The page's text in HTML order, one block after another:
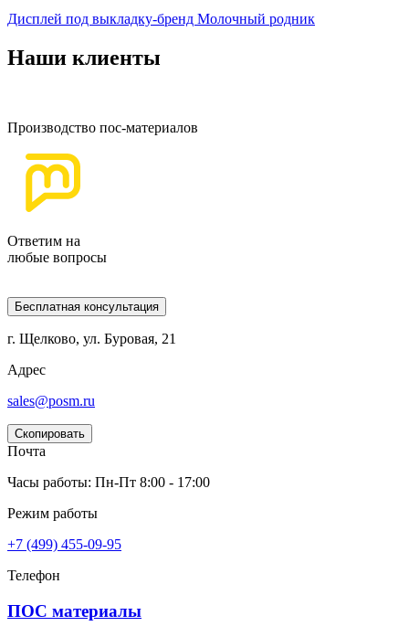
Дисплей под выкладку-бренд Молочный родник
Наши клиенты
Производство пос-материалов
Ответим на
любые вопросы
Бесплатная консультация
г. Щелково, ул. Буровая, 21
Адрес
sales@posm.ru
Скопировать
Почта
Часы работы: Пн-Пт 8:00 - 17:00
Режим работы
+7 (499) 455-09-95
Телефон
ПОС материалы